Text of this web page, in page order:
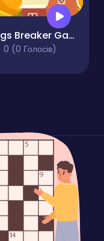
Eggs Breaker Game
0 (0 Голосів)